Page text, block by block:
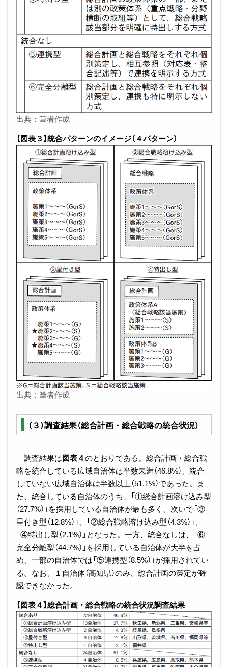
出典：筆者作成
【図表３】統合パターンのイメージ（４パターン）
出典：筆者作成
（３）調査結果（総合計画・総合戦略の統合状況）
調査結果は図表４のとおりである。総合計画・総合戦
略を統合している広域自治体は半数未満（46.8%）、統合
していない広域自治体は半数以上（51.1%）であった。ま
た、統合している自治体のうち、「①総合計画溶け込み型
（27.7%）」を採用している自治体が最も多く、次いで「③
星付き型（12.8%）」、「②総合戦略溶け込み型（4.3%）」、
「④特出し型（2.1%）」となった。一方、統合なしは、「⑥
完全分離型（44.7%）」を採用している自治体が大半を占
め、一部の自治体では「⑤連携型（8.5%）」が採用されてい
る。なお、１自治体（高知県）のみ、総合計画の策定が確
認できなかった。
【図表４】総合計画・総合戦略の統合状況調査結果